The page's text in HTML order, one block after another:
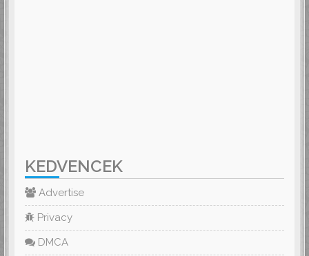
KEDVENCEK
Advertise
Privacy
DMCA